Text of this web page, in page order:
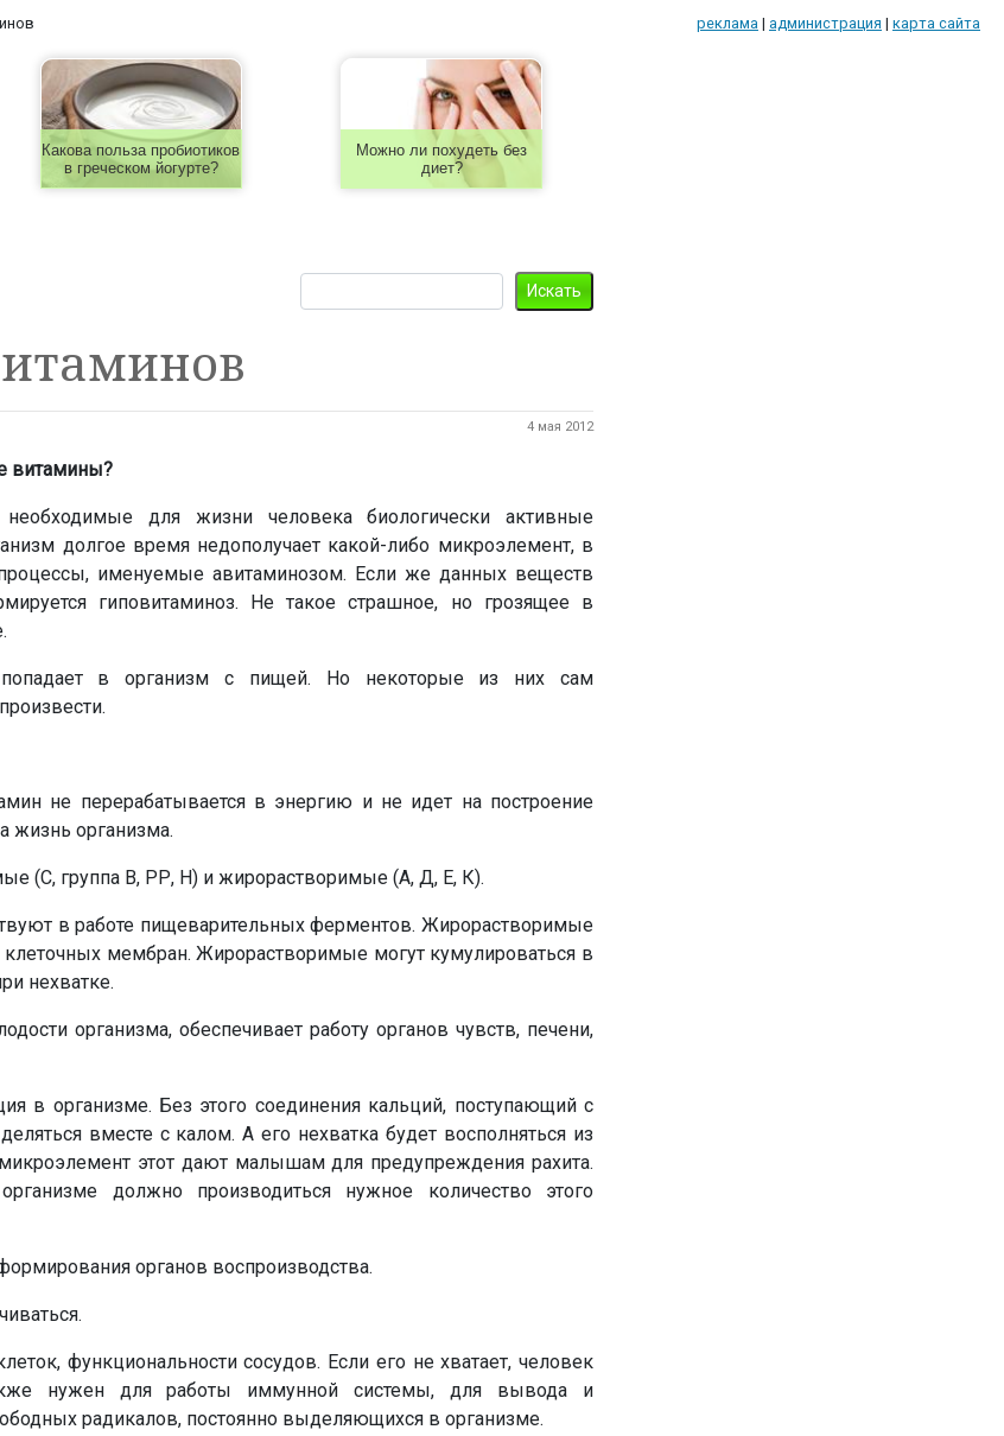
реклама | администрация | карта сайта
Какова польза пробиотиков
в греческом йогурте?
Можно ли похудеть без
диет?
4 мая 2012
витамины?
для жизни человека биологически активные
долгое время недополучает какой-либо микроэлемент, в
именуемые авитаминозом. Если же данных веществ
гиповитаминоз. Не такое страшное, но грозящее в
попадает в организм с пищей. Но некоторые из них сам
не перерабатывается в энергию и не идет на построение
жизнь организма.
(С, группа В, РР, Н) и жирорастворимые (А, Д, Е, К).
в работе пищеварительных ферментов. Жирорастворимые
мембран. Жирорастворимые могут кумулироваться в
нехватке.
организма, обеспечивает работу органов чувств, печени,
в организме. Без этого соединения кальций, поступающий с
вместе с калом. А его нехватка будет восполняться из
этот дают малышам для предупреждения рахита.
должно производиться нужное количество этого
органов воспроизводства.
функциональности сосудов. Если его не хватает, человек
нужен для работы иммунной системы, для вывода и
радикалов, постоянно выделяющихся в организме.